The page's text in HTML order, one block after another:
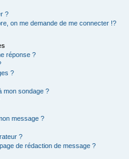
?
on me demande de me connecter !?
réponse ?
?
mon sondage ?
message ?
?
de rédaction de message ?